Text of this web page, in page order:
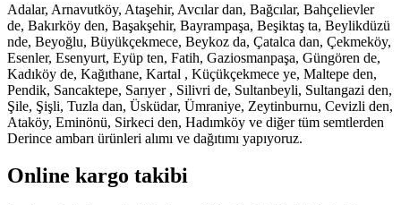
Adalar, Arnavutköy, Ataşehir, Avcılar dan, Bağcılar, Bahçelievler
de, Bakırköy den, Başakşehir, Bayrampaşa, Beşiktaş ta, Beylikdüzü
nde, Beyoğlu, Büyükçekmece, Beykoz da, Çatalca dan, Çekmeköy,
Esenler, Esenyurt, Eyüp ten, Fatih, Gaziosmanpaşa, Güngören de,
Kadıköy de, Kağıthane, Kartal , Küçükçekmece ye, Maltepe den,
Pendik, Sancaktepe, Sarıyer , Silivri de, Sultanbeyli, Sultangazi den,
Şile, Şişli, Tuzla dan, Üsküdar, Ümraniye, Zeytinburnu, Cevizli den,
Ataköy, Eminönü, Sirkeci den, Hadımköy ve diğer tüm semtlerden
Derince ambarı ürünleri alımı ve dağıtımı yapıyoruz.
Online kargo takibi